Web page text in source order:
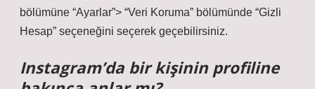
bölümüne “Ayarlar”> “Veri Koruma” bölümünde “Gizli
Hesap” seçeneğini seçerek geçebilirsiniz.
Instagram’da bir kişinin profiline